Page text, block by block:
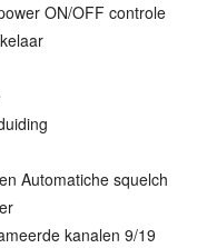
ON/OFF controle
Automatiche squelch
kanalen 9/19